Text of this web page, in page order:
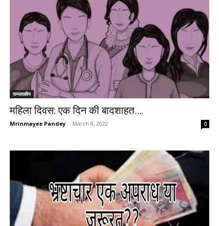
सम्पादकीय
महिला दिवस: एक दिन की बादशाहत….
Mrinmayee Pandey - March 8, 2022 0